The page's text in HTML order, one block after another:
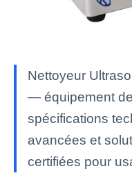
Nettoyeur
— équipement
spécifications
avancées et
certifiées pour